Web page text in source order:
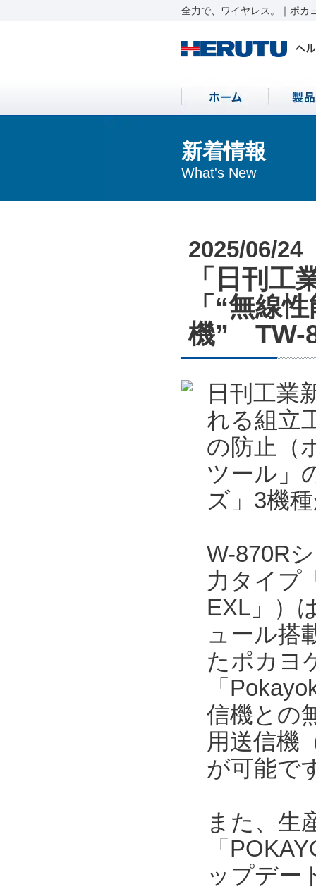
全力で、ワイヤレス。｜ポカ
新着情報
What's New
2025/06/24
「日刊工
「“無線
機” TW-
日刊工業
れる組立
の防止（
ツール」
ズ」3機
W-870R
力タイプ
EXL」）
ュール搭
たポカヨ
「
信機との
用送信機
が可能で
また、生
「
ップデー